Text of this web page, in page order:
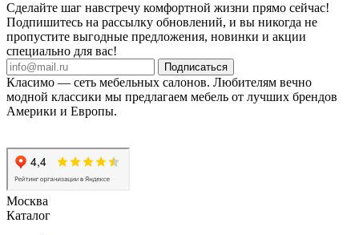
Сделайте шаг навстречу комфортной жизни прямо сейчас!
Подпишитесь на рассылку обновлений, и вы никогда не
пропустите выгодные предложения, новинки и акции
специально для вас!
Подписаться
Класимо — cеть мебельных салонов. Любителям вечно
модной классики мы предлагаем мебель от лучших брендов
Америки и Европы.
Москва
Каталог